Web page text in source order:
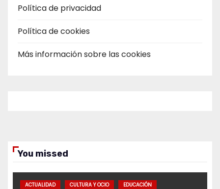
Política de privacidad
Política de cookies
Más información sobre las cookies
You missed
ACTUALIDAD CULTURA Y OCIO EDUCACIÓN